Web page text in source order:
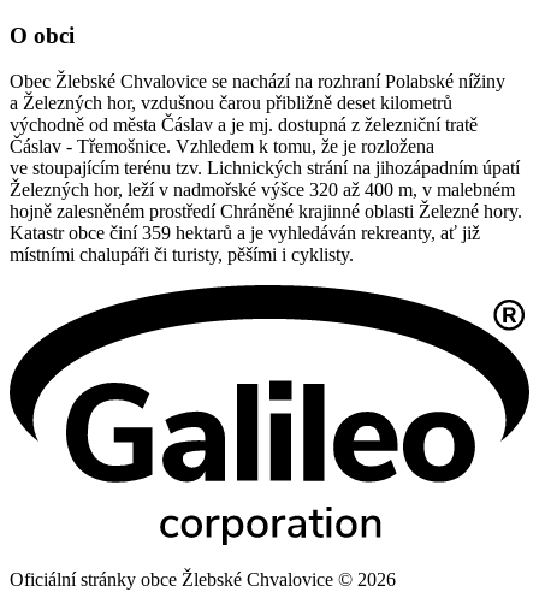
O obci
Obec Žlebské Chvalovice se nachází na rozhraní Polabské nížiny
a Železných hor, vzdušnou čarou přibližně deset kilometrů
východně od města Čáslav a je mj. dostupná z železniční tratě
Čáslav - Třemošnice. Vzhledem k tomu, že je rozložena
ve stoupajícím terénu tzv. Lichnických strání na jihozápadním úpatí
Železných hor, leží v nadmořské výšce 320 až 400 m, v malebném
hojně zalesněném prostředí Chráněné krajinné oblasti Železné hory.
Katastr obce činí 359 hektarů a je vyhledáván rekreanty, ať již
místními chalupáři či turisty, pěšími i cyklisty.
Oficiální stránky obce Žlebské Chvalovice © 2026